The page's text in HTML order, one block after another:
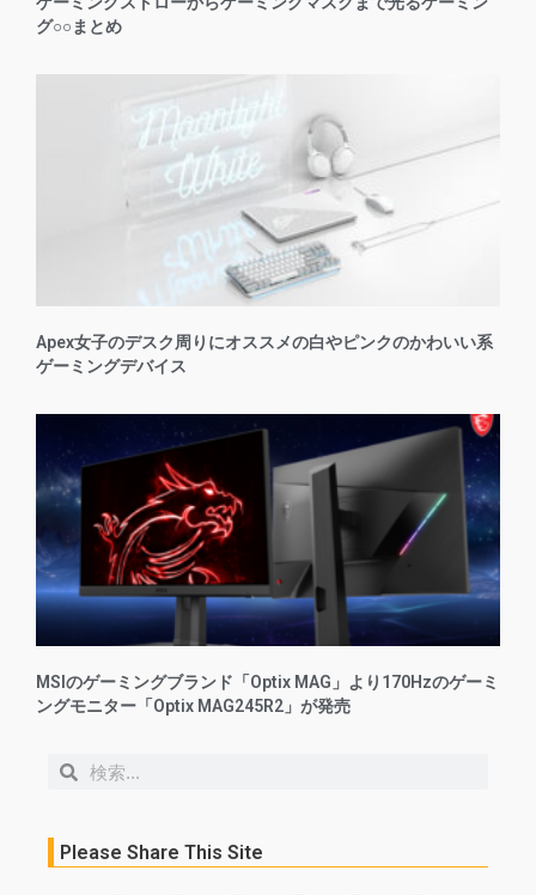
グ○○まとめ
Apex女子のデスク周りにオススメの白やピンクのかわいい系
ゲーミングデバイス
MSIのゲーミングブランド「Optix MAG」より170Hzのゲーミ
ングモニター「Optix MAG245R2」が発売
検
検
Please Share This Site